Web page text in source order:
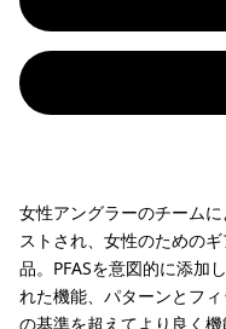
女性アングラーのチーム
ストされ、女性のための
品。PFASを意図的に添加
れた機能、パターンとフ
の基準を超えてより良く